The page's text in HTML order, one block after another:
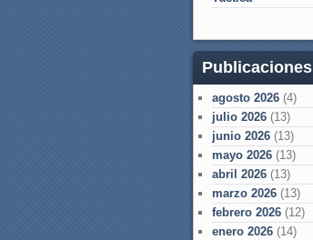
Publicaciones
agosto 2026 (4)
julio 2026 (13)
junio 2026 (13)
mayo 2026 (13)
abril 2026 (13)
marzo 2026 (13)
febrero 2026 (12)
enero 2026 (14)